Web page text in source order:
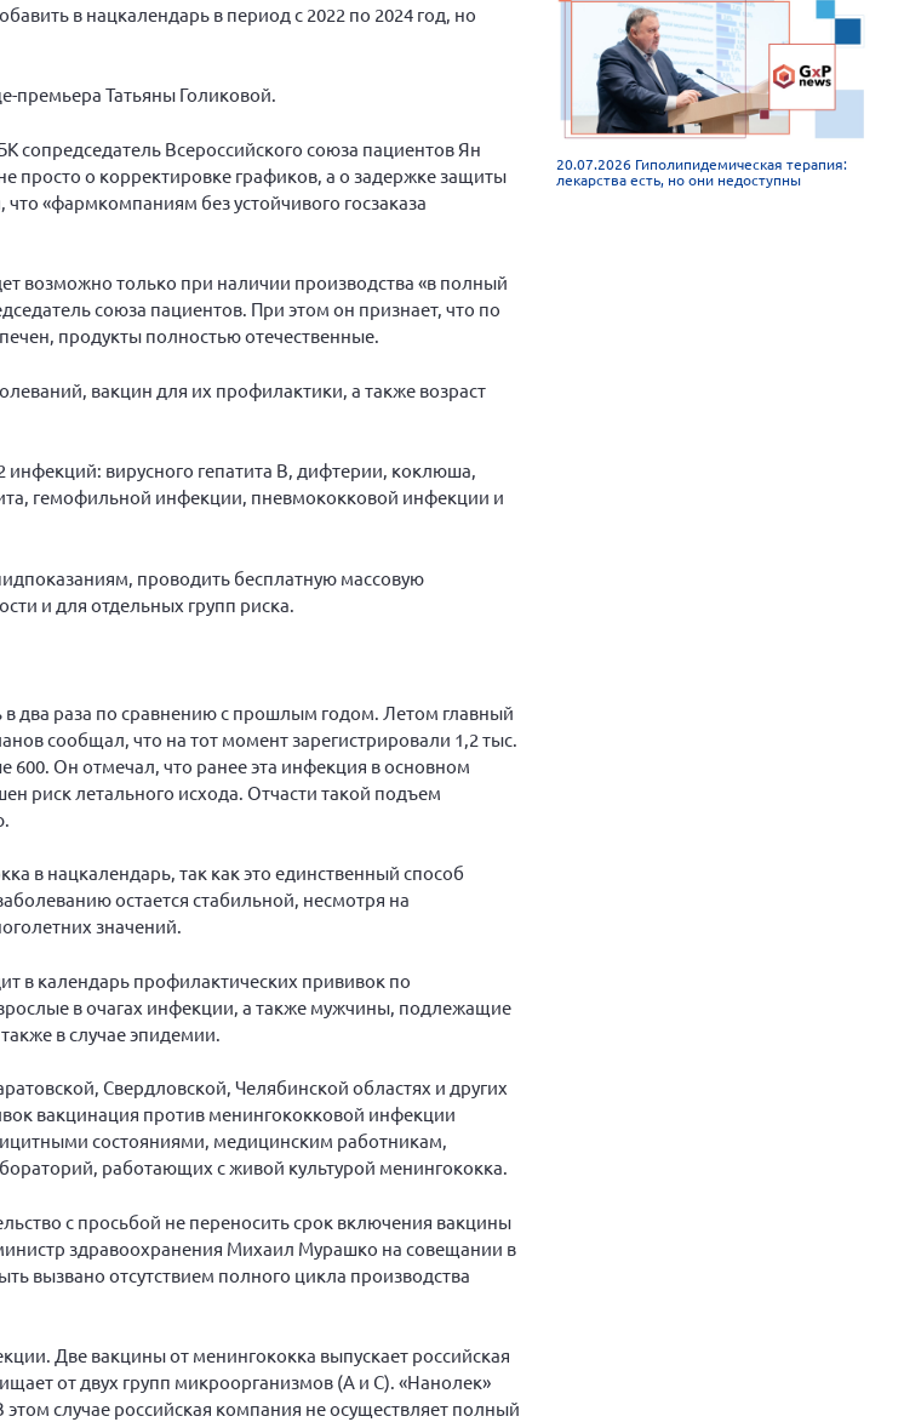
в нацкалендарь в период с 2022 по 2024 год, но
премьера Татьяны Голиковой.
Всероссийского союза пациентов Ян
просто о корректировке графиков, а о задержке защиты
«фармкомпаниям без устойчивого госзаказа
возможно только при наличии производства «в полный
союза пациентов. При этом он признает, что по
продукты полностью отечественные.
вакцин для их профилактики, а также возраст
вирусного гепатита В, дифтерии, коклюша,
гемофильной инфекции, пневмококковой инфекции и
проводить бесплатную массовую
и для отдельных групп риска.
в два раза по сравнению с прошлым годом. Летом главный
сообщал, что на тот момент зарегистрировали 1,2 тыс.
600. Он отмечал, что ранее эта инфекция в основном
риск летального исхода. Отчасти такой подъем
в нацкалендарь, так как это единственный способ
остается стабильной, несмотря на
значений.
в календарь профилактических прививок по
в очагах инфекции, а также мужчины, подлежащие
в случае эпидемии.
Свердловской, Челябинской областях и других
вакцинация против менингококковой инфекции
состояниями, медицинским работникам,
работающих с живой культурой менингококка.
с просьбой не переносить срок включения вакцины
здравоохранения Михаил Мурашко на совещании в
вызвано отсутствием полного цикла производства
Две вакцины от менингококка выпускает российская
от двух групп микроорганизмов (А и С). «Нанолек»
случае российская компания не осуществляет полный
20.07.2026 Гиполипидемическая терапия:
лекарства есть, но они недоступны